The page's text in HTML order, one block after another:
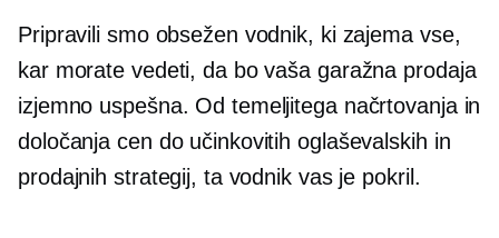
Pripravili smo obsežen vodnik, ki zajema vse,
kar morate vedeti, da bo vaša garažna prodaja
izjemno uspešna. Od temeljitega načrtovanja in
določanja cen do učinkovitih oglaševalskih in
prodajnih strategij, ta vodnik vas je pokril.